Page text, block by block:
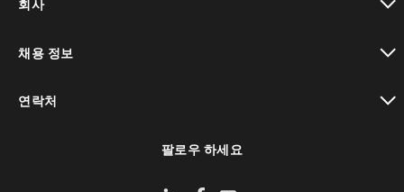
회사
채용 정보
연락처
팔로우 하세요